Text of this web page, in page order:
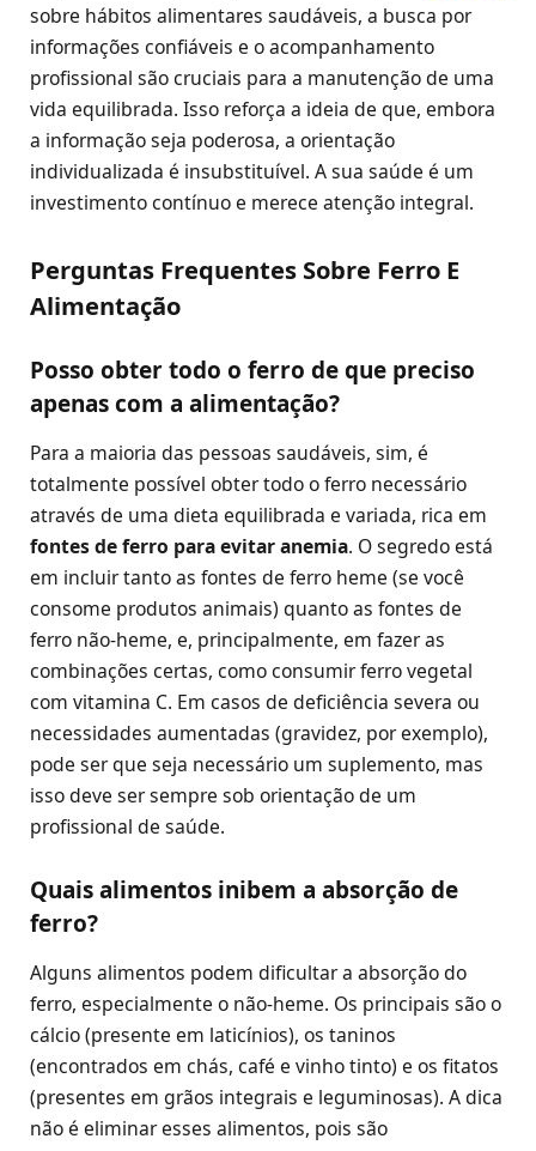
sobre hábitos alimentares saudáveis, a busca por
informações confiáveis e o acompanhamento
profissional são cruciais para a manutenção de uma
vida equilibrada. Isso reforça a ideia de que, embora
a informação seja poderosa, a orientação
individualizada é insubstituível. A sua saúde é um
investimento contínuo e merece atenção integral.
Perguntas Frequentes Sobre Ferro E
Alimentação
Posso obter todo o ferro de que preciso
apenas com a alimentação?
Para a maioria das pessoas saudáveis, sim, é
totalmente possível obter todo o ferro necessário
através de uma dieta equilibrada e variada, rica em
fontes de ferro para evitar anemia. O segredo está
em incluir tanto as fontes de ferro heme (se você
consome produtos animais) quanto as fontes de
ferro não-heme, e, principalmente, em fazer as
combinações certas, como consumir ferro vegetal
com vitamina C. Em casos de deficiência severa ou
necessidades aumentadas (gravidez, por exemplo),
pode ser que seja necessário um suplemento, mas
isso deve ser sempre sob orientação de um
profissional de saúde.
Quais alimentos inibem a absorção de
ferro?
Alguns alimentos podem dificultar a absorção do
ferro, especialmente o não-heme. Os principais são o
cálcio (presente em laticínios), os taninos
(encontrados em chás, café e vinho tinto) e os fitatos
(presentes em grãos integrais e leguminosas). A dica
não é eliminar esses alimentos, pois são